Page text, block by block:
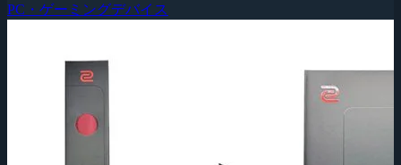
PC・ゲーミングデバイス